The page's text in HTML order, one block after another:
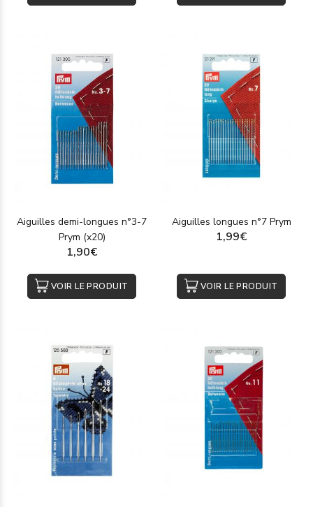
Aiguilles demi-longues n°3-7
Prym (x20)
1,90€
VOIR LE PRODUIT
Aiguilles longues n°7 Prym
1,99€
VOIR LE PRODUIT